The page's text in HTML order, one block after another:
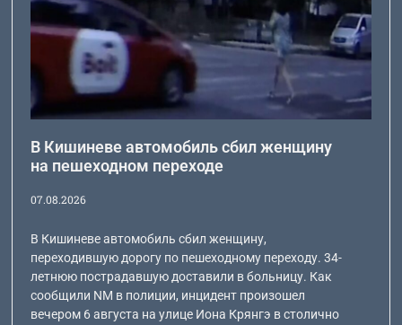
В Кишиневе автомобиль сбил женщину
на пешеходном переходе
07.08.2026
В Кишиневе автомобиль сбил женщину,
переходившую дорогу по пешеходному переходу. 34-
летнюю пострадавшую доставили в больницу. Как
сообщили NM в полиции, инцидент произошел
вечером 6 августа на улице Иона Крянгэ в столично